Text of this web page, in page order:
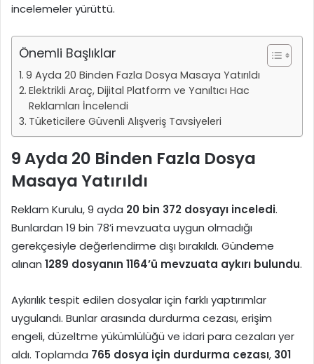
incelemeler yürüttü.
Önemli Başlıklar
9 Ayda 20 Binden Fazla Dosya Masaya Yatırıldı
Elektrikli Araç, Dijital Platform ve Yanıltıcı Hac
Reklamları İncelendi
Tüketicilere Güvenli Alışveriş Tavsiyeleri
9 Ayda 20 Binden Fazla Dosya
Masaya Yatırıldı
Reklam Kurulu, 9 ayda 20 bin 372 dosyayı inceledi.
Bunlardan 19 bin 78’i mevzuata uygun olmadığı
gerekçesiyle değerlendirme dışı bırakıldı. Gündeme
alınan 1289 dosyanın 1164’ü mevzuata aykırı bulundu.
Aykırılık tespit edilen dosyalar için farklı yaptırımlar
uygulandı. Bunlar arasında durdurma cezası, erişim
engeli, düzeltme yükümlülüğü ve idari para cezaları yer
aldı. Toplamda 765 dosya için durdurma cezası, 301